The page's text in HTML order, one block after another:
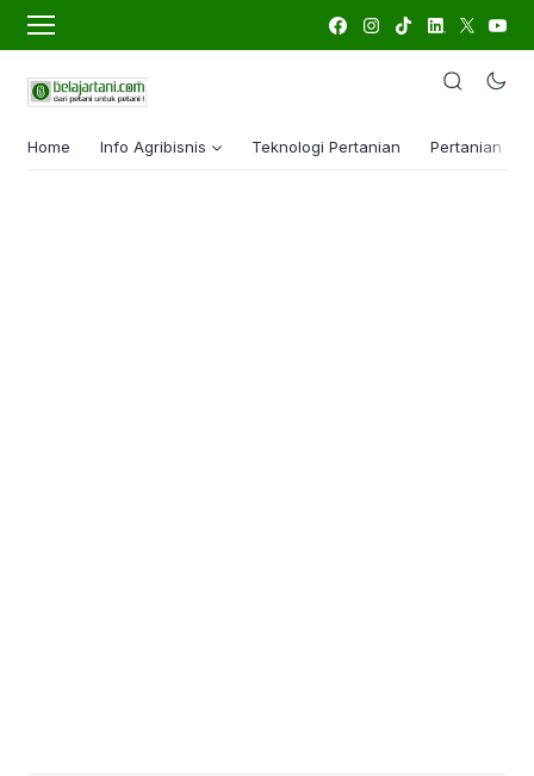
Home Info Agribisnis Teknologi Pertanian Pertanian